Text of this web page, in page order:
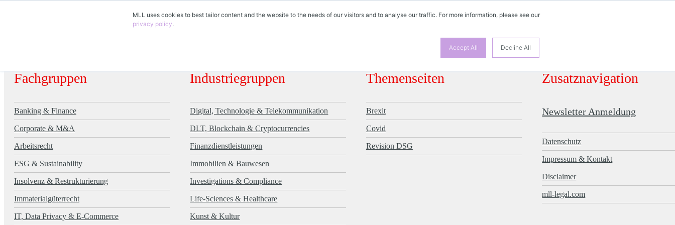
MLL uses cookies to best tailor content and the website to the needs of our visitors and to analyse our traffic. For more information, please see our
privacy policy.
Accept All Decline All
Fachgruppen
Banking & Finance
Corporate & M&A
Arbeitsrecht
ESG & Sustainability
Insolvenz & Restrukturierung
Immaterialgüterrecht
IT, Data Privacy & E-Commerce
Industriegruppen
Digital, Technologie & Telekommunikation
DLT, Blockchain & Cryptocurrencies
Finanzdienstleistungen
Immobilien & Bauwesen
Investigations & Compliance
Life-Sciences & Healthcare
Kunst & Kultur
Themenseiten
Brexit
Covid
Revision DSG
Zusatznavigation
Newsletter Anmeldung
Datenschutz
Impressum & Kontakt
Disclaimer
mll-legal.com